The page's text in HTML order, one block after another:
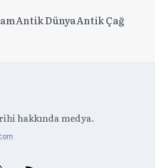
Antik DünyaAntik Çağ
hakkında medya.